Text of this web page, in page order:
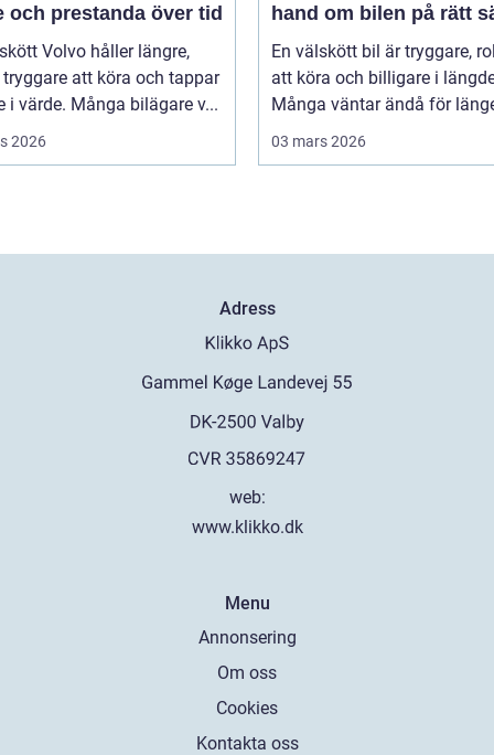
och prestanda över tid
Volvo håller längre,
att köra och tappar
i värde. Många bilägare v...
2026
hand om bilen på rätt
En välskött bil är tryggare,
att köra och billigare i
Många väntar ändå för
03 mars 2026
Adress
web:
www.klikko.dk
Menu
Annonsering
Om oss
Cookies
Kontakta oss